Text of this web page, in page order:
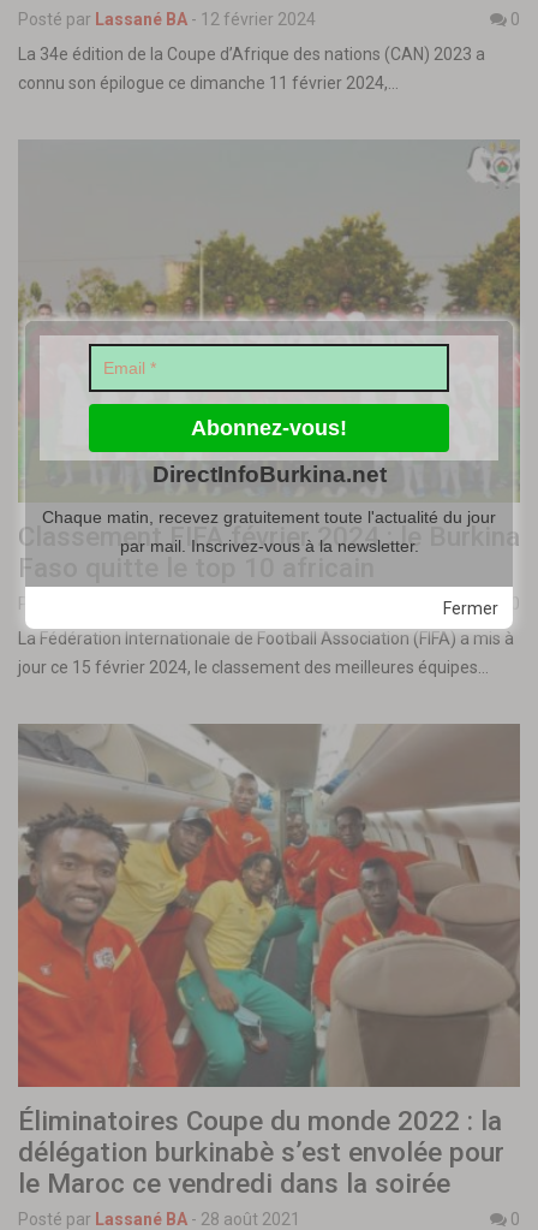
Posté par Lassané BA - 12 février 2024
0
La 34e édition de la Coupe d’Afrique des nations (CAN) 2023 a
connu son épilogue ce dimanche 11 février 2024,…
Classement FIFA février 2024 : le Burkina
Faso quitte le top 10 africain
0
La Fédération Internationale de Football Association (FIFA) a mis à
jour ce 15 février 2024, le classement des meilleures équipes…
Éliminatoires Coupe du monde 2022 : la
délégation burkinabè s’est envolée pour
le Maroc ce vendredi dans la soirée
Posté par Lassané BA - 28 août 2021
0
Fermer
DirectInfoBurkina.net
Chaque matin, recevez gratuitement toute l'actualité du jour
par mail. Inscrivez-vous à la newsletter.